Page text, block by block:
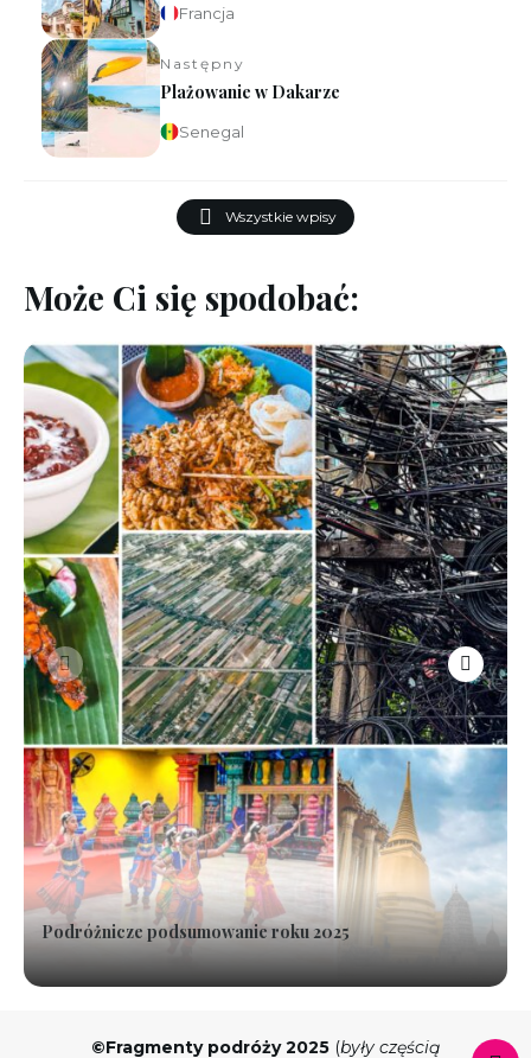
Francja
Wszystkie wpisy
Następny
Plażowanie w Dakarze
Senegal
Może Ci się spodobać:
Podróżnicze podsumowanie roku 2025
©Fragmenty podróży 2025 (były częścią